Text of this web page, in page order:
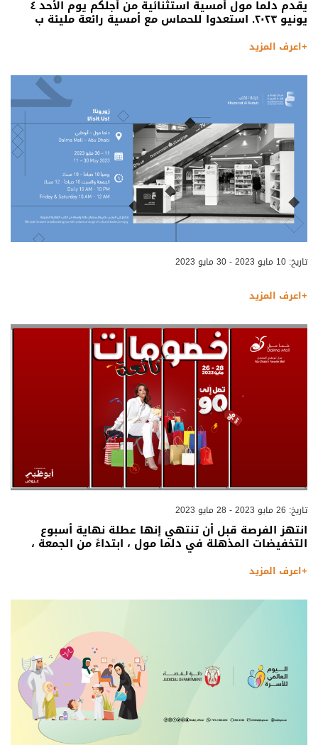
يقدم دلما مول أمسية استثنائية من أجلكم يوم الأحد ٤
يونيو ٢٠٢٣. استعدوا للحماس مع أمسية رائعة مليئة ب
+اعرف المزيد
تاريخ: 10 مايو 2023 - 30 مايو 2023
+اعرف المزيد
تاريخ: 26 مايو 2023 - 28 مايو 2023
انتهز الفرصة قبل أن تنتهي إنها عطلة نهاية أسبوع
التخفيضات المذهلة في دلما مول ، ابتداءً من الجمعة ،
+اعرف المزيد